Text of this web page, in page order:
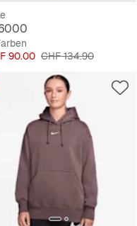
90.00 Originalpreis
CHF 134.90